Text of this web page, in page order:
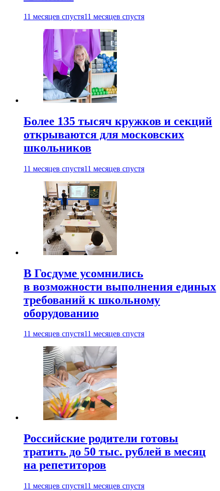
11 месяцев спустя11 месяцев спустя
Более 135 тысяч кружков и секций
открываются для московских
школьников
11 месяцев спустя11 месяцев спустя
В Госдуме усомнились
в возможности выполнения единых
требований к школьному
оборудованию
11 месяцев спустя11 месяцев спустя
Российские родители готовы
тратить до 50 тыс. рублей в месяц
на репетиторов
11 месяцев спустя11 месяцев спустя